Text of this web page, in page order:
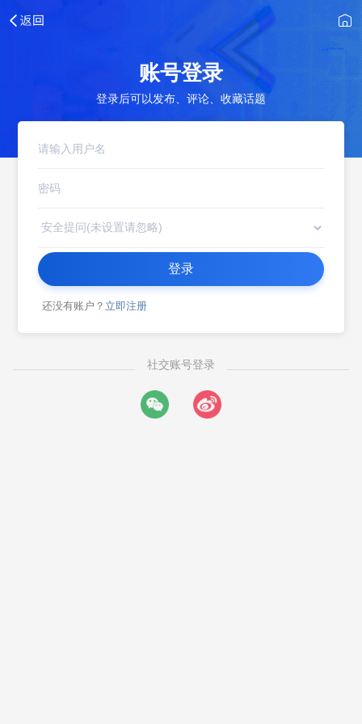
账号登录
登录后可以发布、评论、收藏话题
登录
还没有账户？ 立即注册
社交账号登录